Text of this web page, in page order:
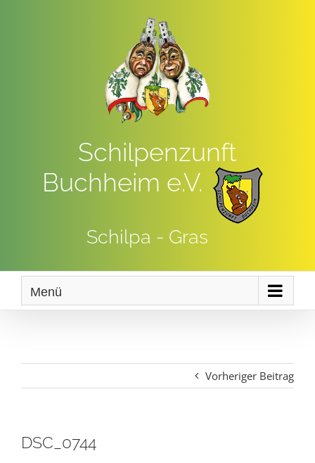
Schilpenzunft
Buchheim e.V.
Schilpa - Gras
Menü
Vorheriger Beitrag
DSC_0744